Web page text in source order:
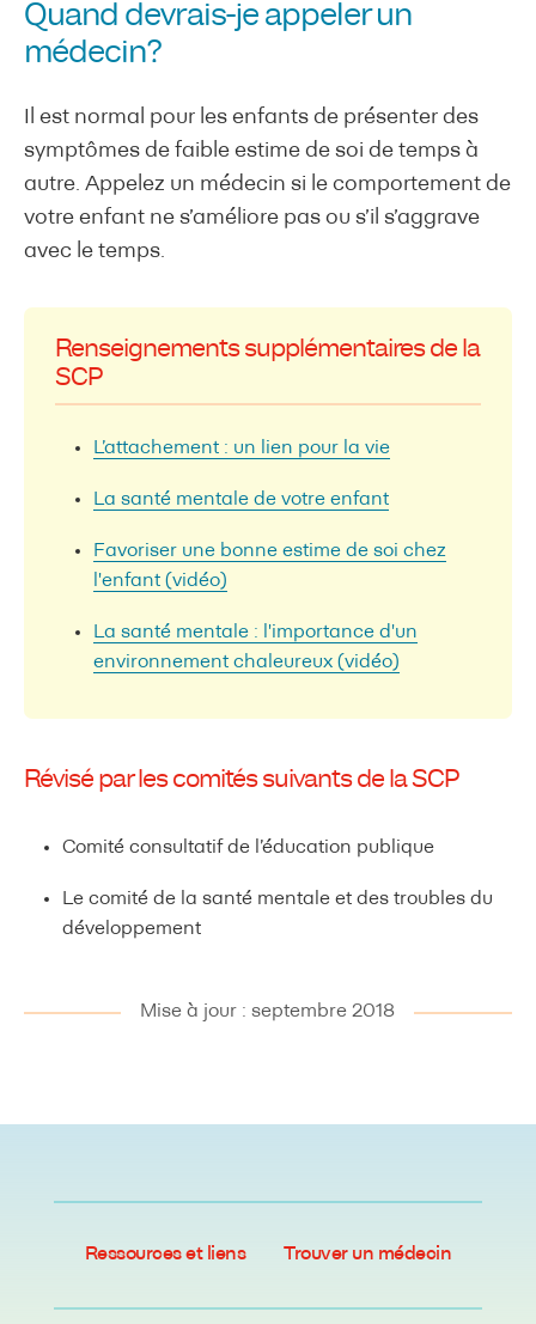
Quand devrais-je appeler un
médecin?
Il est normal pour les enfants de présenter des
symptômes de faible estime de soi de temps à
autre. Appelez un médecin si le comportement de
votre enfant ne s’améliore pas ou s’il s’aggrave
avec le temps.
Renseignements supplémentaires de la
SCP
L’attachement : un lien pour la vie
La santé mentale de votre enfant
Favoriser une bonne estime de soi chez
l'enfant (vidéo)
La santé mentale : l'importance d'un
environnement chaleureux (vidéo)
Révisé par les comités suivants de la SCP
Comité consultatif de l’éducation publique
Le comité de la santé mentale et des troubles du
développement
Mise à jour : septembre 2018
Ressources et liens Trouver un médecin